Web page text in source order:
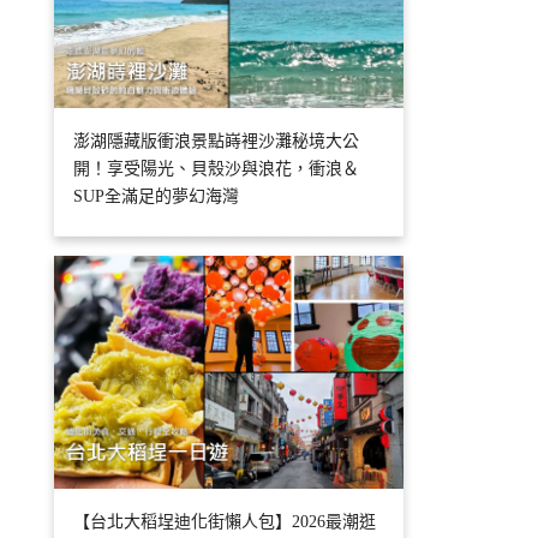
澎湖隱藏版衝浪景點嵵裡沙灘秘境大公
開！享受陽光、貝殼沙與浪花，衝浪＆
SUP全滿足的夢幻海灣
【台北大稻埕迪化街懶人包】2026最潮逛